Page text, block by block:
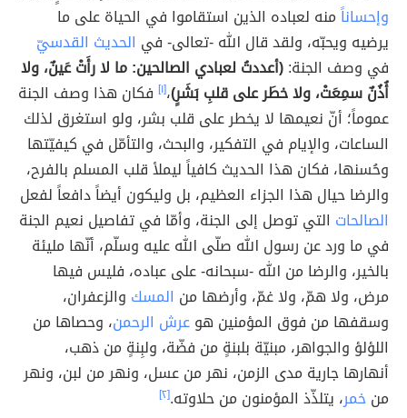
وإحساناًمنه لعباده الذين استقاموا في الحياة على ما
يرضيه ويحبّه، ولقد قال الله -تعالى- في الحديث القدسيّ
في وصف الجنة:(أعددتُ لعبادي الصالحين: ما لا رأَتْ عَينٌ، ولا
أُذُنٌ سمِعَتْ، ولا خطَر على قلبِ بَشَرٍ)،[١] فكان هذا وصف الجنة
عموماً؛ أنّ نعيمها لا يخطر على قلب بشر، ولو استغرق لذلك
الساعات، والإيام في التفكير، والبحث، والتأمّل في كيفيّتها
وحُسنها، فكان هذا الحديث كافياً ليملأ قلب المسلم بالفرح،
والرضا حيال هذا الجزاء العظيم، بل وليكون أيضاً دافعاً لفعل
الصالحات التي توصل إلى الجنة، وأمّا في تفاصيل نعيم الجنة
في ما ورد عن رسول الله صلّى الله عليه وسلّم، أنّها مليئة
بالخير، والرضا من الله -سبحانه- على عباده، فليس فيها
مرض، ولا همّ، ولا غمّ، وأرضها من المسك والزعفران،
وسقفها من فوق المؤمنين هوعرش الرحمن، وحصاها من
اللؤلؤ والجواهر، مبنيّة بلبنةٍ من فضّة، ولبِنةٍ من ذهب،
أنهارها جارية مدى الزمن، نهر من عسل، ونهر من لبن، ونهر
منخمر، يتلذّذ المؤمنون من حلاوته.[٢]